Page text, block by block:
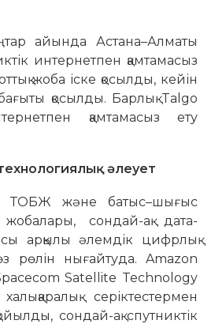
айында Астана–Алматы
интернетпен қамтамасыз
жоба іске қосылды, кейін
қосылды. Барлық Talgo
қамтамасыз ету
әлеует
ТОБЖ және батыс–шығыс
жобалары, сондай-ақ дата-
арқылы әлемдік цифрлық
рөлін нығайтуда. Amazon
Satellite Technology
серіктестермен
сондай-ақ спутниктік